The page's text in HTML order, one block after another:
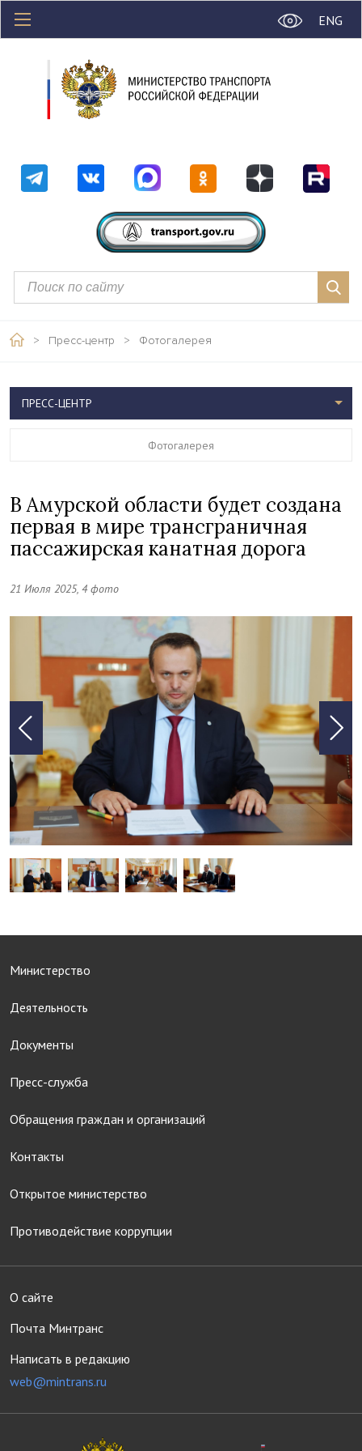
ENG
> Пресс-центр > Фотогалерея
В Амурской области будет создана
первая в мире трансграничная
пассажирская канатная дорога
21 Июля 2025, 4 фото
ПРЕСС-ЦЕНТР
Фотогалерея
Министерство
Деятельность
Документы
Пресс-служба
Обращения граждан и организаций
Контакты
Открытое министерство
Противодействие коррупции
О сайте
Почта Минтранс
Написать в редакцию
web@mintrans.ru